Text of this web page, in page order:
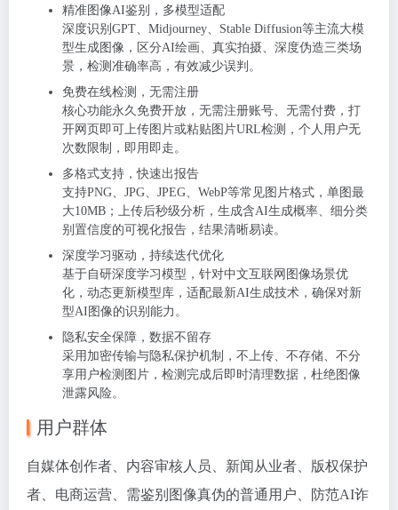
精准图像AI鉴别，多模型适配
深度识别GPT、Midjourney、Stable Diffusion等主流大模
型生成图像，区分AI绘画、真实拍摄、深度伪造三类场
景，检测准确率高，有效减少误判。
免费在线检测，无需注册
核心功能永久免费开放， 无需注册账号、无需付费 ，打
开网页即可上传图片或粘贴图片URL检测，个人用户无
次数限制，即用即走。
多格式支持，快速出报告
支持PNG、JPG、JPEG、WebP等常见图片格式，单图最
大10MB；上传后秒级分析，生成含AI生成概率、细分类
别置信度的可视化报告，结果清晰易读。
深度学习驱动，持续迭代优化
基于自研深度学习模型，针对中文互联网图像场景优
化， 动态更新模型库 ，适配最新AI生成技术，确保对新
型AI图像的识别能力。
隐私安全保障，数据不留存
采用加密传输与隐私保护机制， 不上传、不存储、不分
享用户检测图片 ，检测完成后即时清理数据，杜绝图像
泄露风险。
用户群体
自媒体创作者、内容审核人员、新闻从业者、版权保护
者、电商运营、需鉴别图像真伪的普通用户、防范AI诈